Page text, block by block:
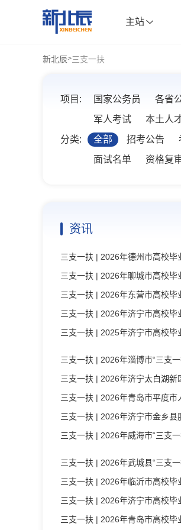
主站
新北辰>三支一扶
项目: 国家公务员 各省
军人考试
本土人
分类:
全部 招考公告
面试名单
资格复
资讯
三支一扶 | 2026年德州市高校毕
三支一扶 | 2026年聊城市高校毕
三支一扶 | 2026年东营市高校毕
三支一扶 | 2026年济宁市高校毕
三支一扶 | 2025年济宁市高校毕
三支一扶 | 2026年淄博市“三支
三支一扶 | 2026年济宁太白湖新
三支一扶 | 2026年青岛市平度市人
三支一扶 | 2026年济宁市金乡县
三支一扶 | 2026年威海市“三支
三支一扶 | 2026年武城县“三支
三支一扶 | 2026年临沂市高校毕
三支一扶 | 2026年济宁市高校毕
三支一扶 | 2026年青岛市高校毕